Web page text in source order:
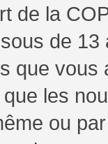
de la
de 13
que
les
ou